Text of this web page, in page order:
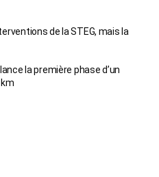
de la STEG, mais la
la première phase d’un